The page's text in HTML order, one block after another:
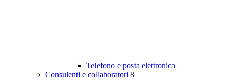
Telefono e posta elettronica
Consulenti e collaboratori 8